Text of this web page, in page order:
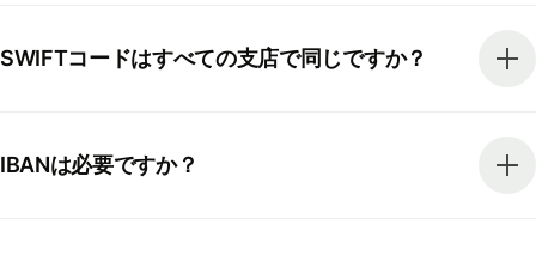
SWIFTコードはすべての支店で同じですか？
IBANは必要ですか？